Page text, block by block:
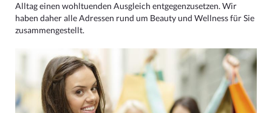
Alltag einen wohltuenden Ausgleich entgegenzusetzen. Wir
haben daher alle Adressen rund um Beauty und Wellness für Sie
zusammengestellt.